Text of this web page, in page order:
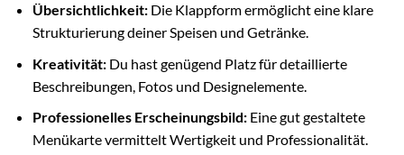
Übersichtlichkeit:Die Klappform ermöglicht eine klare
Strukturierung deiner Speisen und Getränke.
Kreativität:Du hast genügend Platz für detaillierte
Beschreibungen, Fotos und Designelemente.
Professionelles Erscheinungsbild:Eine gut gestaltete
Menükarte vermittelt Wertigkeit und Professionalität.